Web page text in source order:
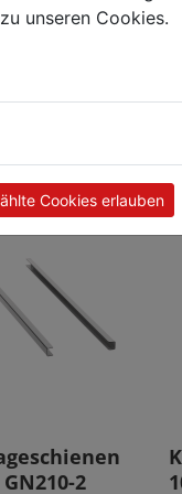
auch
2
unseren Cookies.
Cookies erlauben